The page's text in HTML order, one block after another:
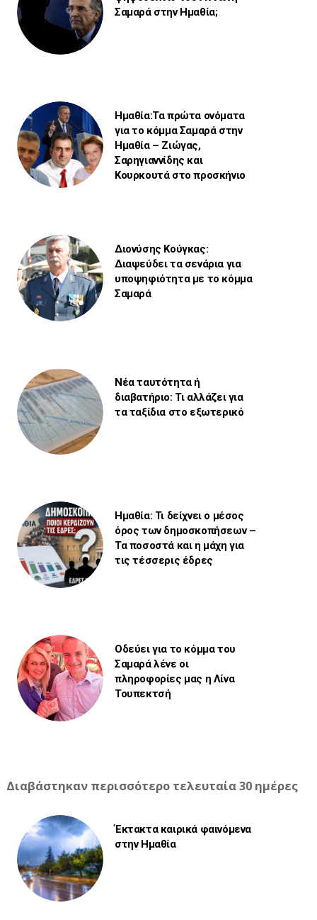
Σαμαρά στην Ημαθία;
Ημαθία:Τα πρώτα ονόματα
για το κόμμα Σαμαρά στην
Ημαθία – Ζιώγας,
Σαρηγιαννίδης και
Κουρκουτά στο προσκήνιο
Διονύσης Κούγκας:
Διαψεύδει τα σενάρια για
υποψηφιότητα με το κόμμα
Σαμαρά
Νέα ταυτότητα ή
διαβατήριο: Τι αλλάζει για
τα ταξίδια στο εξωτερικό
Ημαθία: Τι δείχνει ο μέσος
όρος των δημοσκοπήσεων –
Τα ποσοστά και η μάχη για
τις τέσσερις έδρες
Οδεύει για το κόμμα του
Σαμαρά λένε οι
πληροφορίες μας η Λίνα
Τουπεκτσή
Διαβάστηκαν περισσότερο τελευταία 30 ημέρες
Έκτακτα καιρικά φαινόμενα
στην Ημαθία